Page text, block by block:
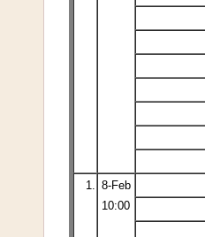
1. 8-Feb
10:00